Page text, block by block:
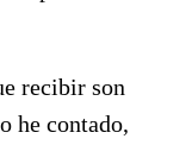
recibir son
he contado,